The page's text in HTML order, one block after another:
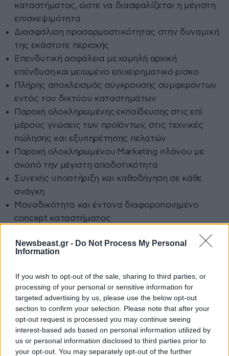
Newsbeast.gr - Do Not Process My Personal
Information
If you wish to opt-out of the sale, sharing to third parties, or
processing of your personal or sensitive information for
targeted advertising by us, please use the below opt-out
section to confirm your selection. Please note that after your
opt-out request is processed you may continue seeing
interest-based ads based on personal information utilized by
us or personal information disclosed to third parties prior to
your opt-out. You may separately opt-out of the further
καταστήματος, ώστε να διασφαλίζεται η μέγιστη
επισκεψιμότητα
Διασφάλιση προσαρμοστικότητας στην δυναμική
της εκάστοτε περιοχής
Επενδυτική ασφάλεια με χαμηλή αρχική
επένδυση και μειωμένο επιχειρηματικό ρίσκο
Πλήρης αποκλεισμός σύγκρουσης συμφερόντων
εντός του δικτύου καταστημάτων
Παροχή ολοκληρωμένης εκπαίδευσης στις επί
μέρους γνώσεις των προϊόντων, στις τεχνικές
πώλησης και εξυπηρέτησης πελατών
Παροχή ολοκληρωμένου Μarketing πλάνου με
σκοπό την μέγιστη αποδοτικότητα
Συνεχής υποστήριξη και καθοδήγηση σε κάθε
ανάγκη
Μοναδικότητα και έντονα διαφοροποιημένο
concept καταστήματος
franchise μέσω online και offline ενεργειών
Με βάση όλα τα παραπάνω δεν θα ήταν υπερβολή να
πούμε πως ο τίτλος του επιχειρηματία, αλλά και του
brandτης χρονιάς, αποδίδεται εύλογα στονΧάρη
Χριστοφοράτοκαι στοCBD Oil Shop.
Για περισσότερες πληροφορίες σχετικά με το
franchise, μπορείτε να επικοινωνήσετε με τον Χάρη